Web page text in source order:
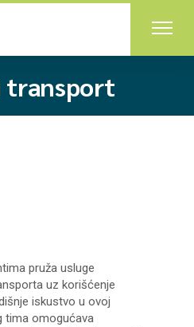
transport
pruža usluge
uz korišćenje
iskustvo u ovoj
tima omogućava